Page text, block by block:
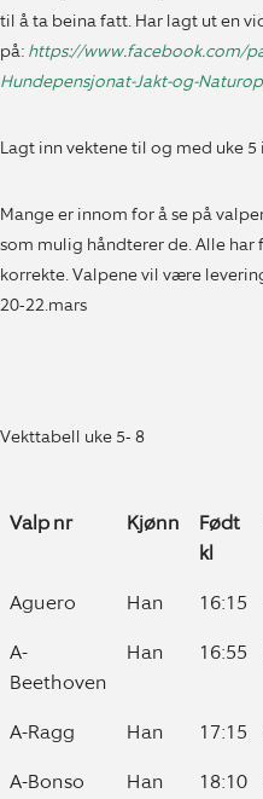
til å ta beina fatt. Har lagt ut en
på: https://www.facebook.com/
Hundepensjonat-Jakt-og-
Lagt inn vektene til og med uke
Mange er innom for å se på
som mulig håndterer de. Alle
korrekte. Valpene vil være
20-22.mars
Vekttabell uke 5- 8
Valp nr Kjønn
Født
kl
Valp nr
Kjønn
Født
Aguero Han 16:15
A-
Beethoven
Han 16:55
A-Ragg Han 17:15
A-Bonso
Han 18:10